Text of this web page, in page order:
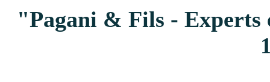
"Pagani & Fils - Experts